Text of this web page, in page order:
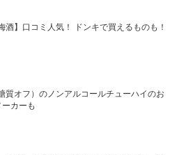
酒】口コミ人気！ ドンキで買えるものも！
質オフ）のノンアルコールチューハイのお
カーも